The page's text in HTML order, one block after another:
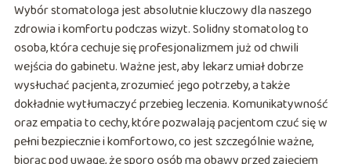
Wybór stomatologa jest absolutnie kluczowy dla naszego
zdrowia i komfortu podczas wizyt. Solidny stomatolog to
osoba, która cechuje się profesjonalizmem już od chwili
wejścia do gabinetu. Ważne jest, aby lekarz umiał dobrze
wysłuchać pacjenta, zrozumieć jego potrzeby, a także
dokładnie wytłumaczyć przebieg leczenia. Komunikatywność
oraz empatia to cechy, które pozwalają pacjentom czuć się w
pełni bezpiecznie i komfortowo, co jest szczególnie ważne,